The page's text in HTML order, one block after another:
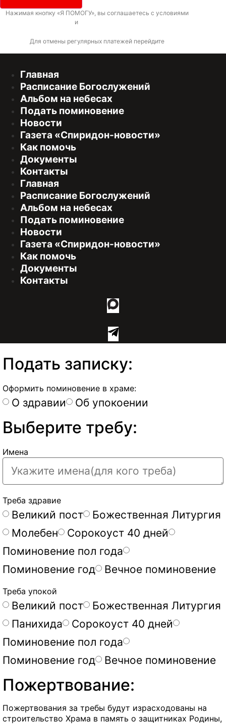
Нажимая кнопку «Я ПОМОГУ», вы соглашаетесь с условиями
и
Для отмены регулярных платежей перейдите
Главная
Расписание Богослужений
Альбом на небесах
Подать поминовение
Новости
Газета «Спиридон-новости»
Как помочь
Документы
Контакты
Главная
Расписание Богослужений
Альбом на небесах
Подать поминовение
Новости
Газета «Спиридон-новости»
Как помочь
Документы
Контакты
Подать записку:
Оформить поминовение в храме:
О здравии Об упокоении
Выберите требу:
Имена
Треба здравие
Великий пост
Божественная Литургия
Молебен
Сорокоуст 40 дней
Поминовение пол года
Поминовение год
Вечное поминовение
Треба упокой
Великий пост
Божественная Литургия
Панихида
Сорокоуст 40 дней
Поминовение пол года
Поминовение год
Вечное поминовение
Пожертвование:
Пожертвования за требы будут израсходованы на
строительство Храма в память о защитниках Родины,